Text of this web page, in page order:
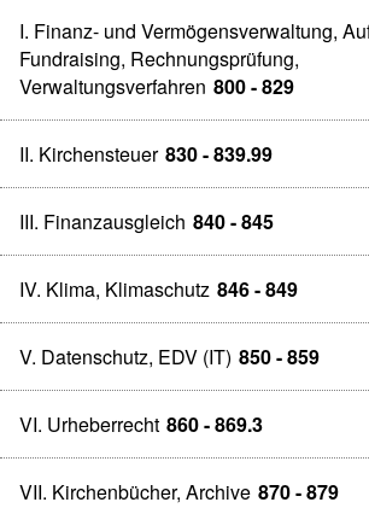
I. Finanz- und Vermögensverwaltung,
Fundraising, Rechnungsprüfung,
Verwaltungsverfahren 800 - 829
II. Kirchensteuer 830 - 839.99
III. Finanzausgleich 840 - 845
IV. Klima, Klimaschutz 846 - 849
V. Datenschutz, EDV (IT) 850 - 859
VI. Urheberrecht 860 - 869.3
VII. Kirchenbücher, Archive 870 - 879